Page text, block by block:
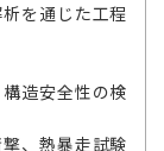
を通じた工程
造安全性の検
、熱暴走試験